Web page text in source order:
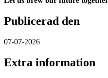
Publicerad den
07-07-2026
Extra information